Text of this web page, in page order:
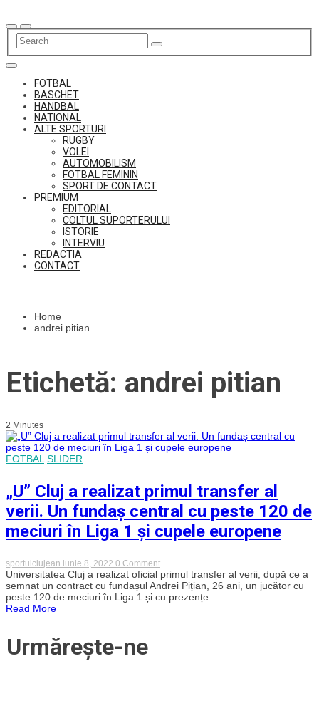
to
content
FOTBAL
BASCHET
HANDBAL
NATIONAL
ALTE SPORTURI
RUGBY
VOLEI
AUTOMOBILISM
FOTBAL FEMININ
SPORT DE CONTACT
PREMIUM
EDITORIAL
COLTUL SUPORTERULUI
ISTORIE
INTERVIU
REDACTIA
CONTACT
Home
andrei pitian
Etichetă: andrei pitian
2 Minutes
FOTBAL SLIDER
„U” Cluj a realizat primul transfer al
verii. Un fundaș central cu peste 120 de
meciuri în Liga 1 și cupele europene
sportulclujean iunie 8, 2022 0 Commenton
„U”
Cluj
a
realizat
Universitatea Cluj a realizat oficial primul transfer al verii, după ce a
semnat un contract cu fundașul Andrei Pițian, 26 ani, un jucător cu
peste 120 de meciuri în Liga 1 și cu prezențe...
Read More
Urmărește-ne